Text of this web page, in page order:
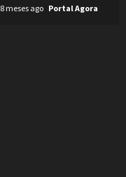
8 meses ago Portal Agora